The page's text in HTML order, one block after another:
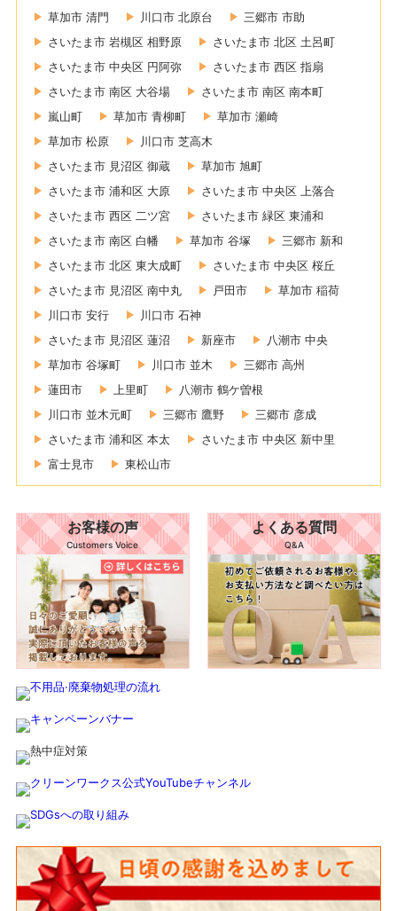
草加市 清門
川口市 北原台
三郷市 市助
さいたま市 岩槻区 相野原
さいたま市 北区 土呂町
さいたま市 中央区 円阿弥
さいたま市 西区 指扇
さいたま市 南区 大谷場
さいたま市 南区 南本町
嵐山町
草加市 青柳町
草加市 瀬崎
草加市 松原
川口市 芝高木
さいたま市 見沼区 御蔵
草加市 旭町
さいたま市 浦和区 大原
さいたま市 中央区 上落合
さいたま市 西区 二ツ宮
さいたま市 緑区 東浦和
さいたま市 南区 白幡
草加市 谷塚
三郷市 新和
さいたま市 北区 東大成町
さいたま市 中央区 桜丘
さいたま市 見沼区 南中丸
戸田市
草加市 稲荷
川口市 安行
川口市 石神
さいたま市 見沼区 蓮沼
新座市
八潮市 中央
草加市 谷塚町
川口市 並木
三郷市 高州
蓮田市
上里町
八潮市 鶴ケ曽根
川口市 並木元町
三郷市 鷹野
三郷市 彦成
さいたま市 浦和区 本太
さいたま市 中央区 新中里
富士見市
東松山市
お客様の声
Customers Voice
よくある質問
Q&A